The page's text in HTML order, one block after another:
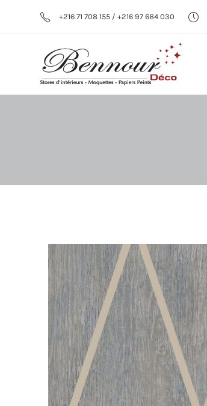
+216 71 708 155 / +216 97 684 030